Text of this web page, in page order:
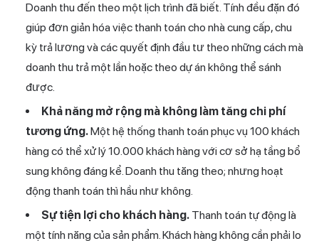
Doanh thu đến theo một lịch trình đã biết. Tính đều đặn đó
giúp đơn giản hóa việc thanh toán cho nhà cung cấp, chu
kỳ trả lương và các quyết định đầu tư theo những cách mà
doanh thu trả một lần hoặc theo dự án không thể sánh
được.
Khả năng mở rộng mà không làm tăng chi phí
tương ứng.Một hệ thống thanh toán phục vụ 100 khách
hàng có thể xử lý 10.000 khách hàng với cơ sở hạ tầng bổ
sung không đáng kể. Doanh thu tăng theo; nhưng hoạt
động thanh toán thì hầu như không.
Sự tiện lợi cho khách hàng. Thanh toán tự động là
một tính năng của sản phẩm. Khách hàng không cần phải lo